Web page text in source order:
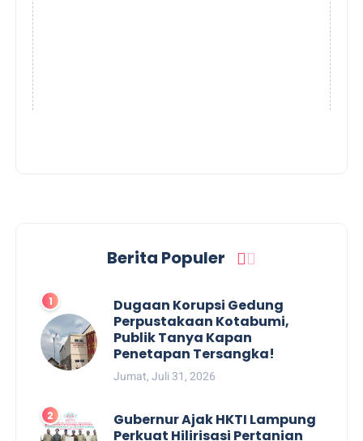
Berita Populer
Dugaan Korupsi Gedung
Perpustakaan Kotabumi,
Publik Tanya Kapan
Penetapan Tersangka!
Jumat, Juli 31, 2026
Gubernur Ajak HKTI Lampung
Perkuat Hilirisasi Pertanian